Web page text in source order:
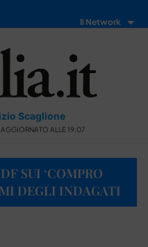
Il Network
Scaglione
ALLE 19:07
SUI ‘COMPRO
DEGLI INDAGATI